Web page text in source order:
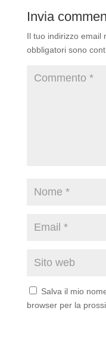
Invia
Il tuo indirizzo email
obbligatori sono
Salva il mio
browser per la